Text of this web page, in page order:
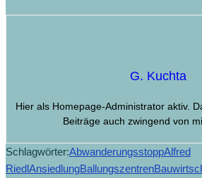
G. Kuchta
Hier als Homepage-Administrator aktiv.
Beiträge auch zwingend von
Schlagwörter:AbwanderungsstoppAlfred
RiedlAnsiedlungBallungszentren